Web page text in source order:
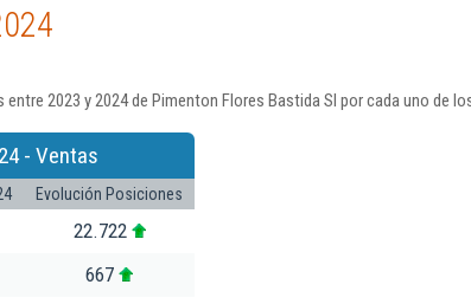
2023 y 2024 de Pimenton Flores Bastida Sl por cada uno de
- Ventas
Evolución Posiciones
22.722
667